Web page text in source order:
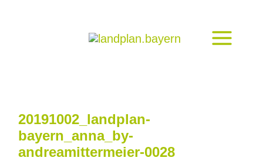
20191002_landplan-
bayern_anna_by-
andreamittermeier-0028